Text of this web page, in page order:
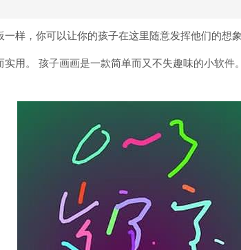
样，你可以让你的孩子在这里随意发挥他们的想
用。 孩子画画是一款简单而又不失趣味的小软件